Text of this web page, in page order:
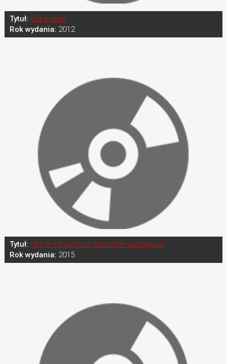
Tytuł: Old is gold
Rok wydania: 2012
Tytuł: HEY w Filharmonii: Szczecin unplugged
Rok wydania: 2015